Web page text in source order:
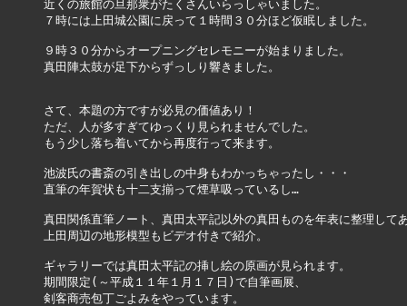
近くの旅館の旦那衆がたくさんいらっしゃいました。
７時には上田城公園に戻って１時間３０分ほど仮眠しました。
９時３０分からオープニングセレモニーが始まりました。
真田陣太鼓が足下からずっしり響きました。
さて、本題の方ですが必見の価値あり！
ただ、人が多すぎてゆっくり見られませんでした。
もう少し落ち着いてから再度行って来ます。
池波氏の書斎の引き出しの中身もわかっちゃったし・・・
直筆の年賀状も十二支揃って煙草吸っているし…
真田関係直筆ノート、真田太平記以外の真田ものを年表に整理して
上田周辺の地形模型もビデオ付きで紹介。
ギャラリーでは真田太平記の挿し絵の原画が見られます。
期間限定(～平成１１年１月１７日)で自筆画展、
剣客商売包丁ごよみをやっています。